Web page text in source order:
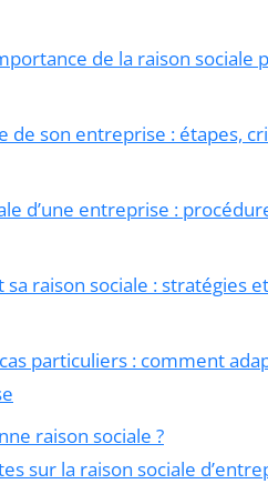
de la raison sociale
de son entreprise : étapes,
d’une entreprise :
raison sociale : stratégies
particuliers : comment
raison sociale ?
sur la raison sociale